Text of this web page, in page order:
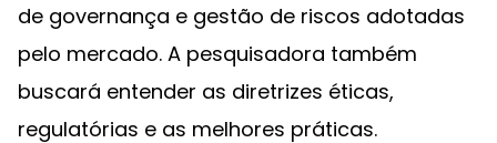
de governança e gestão de riscos adotadas
pelo mercado. A pesquisadora também
buscará entender as diretrizes éticas,
regulatórias e as melhores práticas.